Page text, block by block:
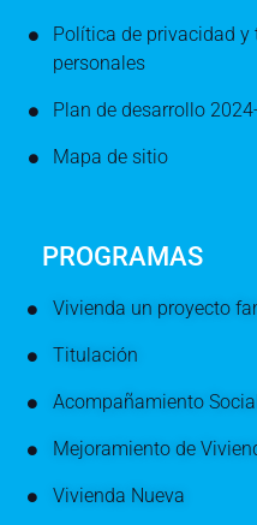
Política de privacidad
personales
Plan de desarrollo
Mapa de sitio
PROGRAMAS
Vivienda un proyecto
Titulación
Acompañamiento
Mejoramiento de
Vivienda Nueva